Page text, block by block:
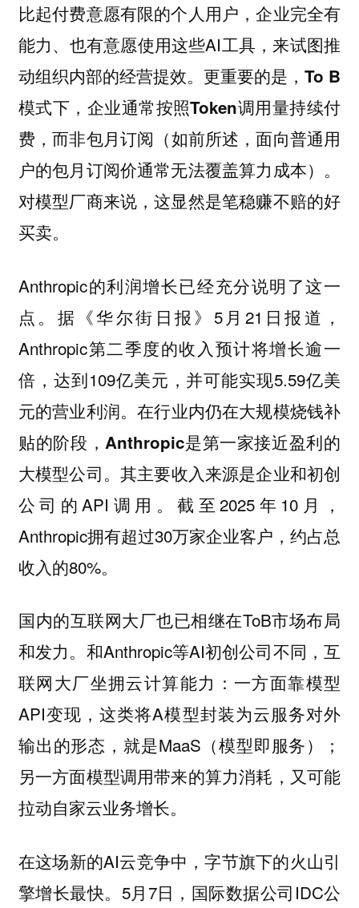
比起付费意愿有限的个人用户，企业完全有
能力、也有意愿使用这些AI工具，来试图推
动组织内部的经营提效。 更重要的是，To B
模式下，企业通常按照Token调用量持续付
费，而非包月订阅 （如前所述，面向普通用
户的包月订阅价通常无法覆盖算力成本）。
对模型厂商来说，这显然是笔稳赚不赔的好
买卖。
Anthropic的利润增长已经充分说明了这一
点。据《华尔街日报》5月21日报道，
Anthropic第二季度的收入预计将增长逾一
倍，达到109亿美元，并可能实现5.59亿美
元的营业利润。在行业内仍在大规模烧钱补
贴的阶段，Anthropic是第一家接近盈利的
大模型公司。 其主要收入来源是企业和初创
公司的API调用。截至2025年10月，
Anthropic拥有超过30万家企业客户，约占总
收入的80%。
国内的互联网大厂也已相继在ToB市场布局
和发力。和Anthropic等AI初创公司不同，互
联网大厂坐拥云计算能力：一方面靠模型
API变现，这类将A模型封装为云服务对外
输出的形态，就是MaaS（模型即服务）；
另一方面模型调用带来的算力消耗，又可能
拉动自家云业务增长。
在这场新的AI云竞争中，字节旗下的火山引
擎增长最快。5月7日，国际数据公司IDC公